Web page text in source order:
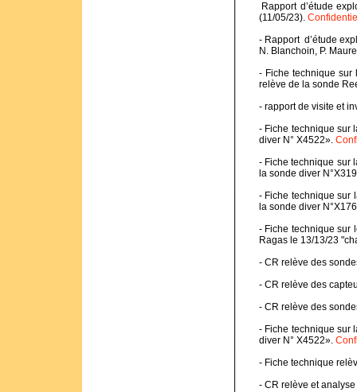
Rapport d’étude
(11/05/23).
- Rapport d’étude
N. Blanchoin, P.
- Fiche technique sur
relève de la sonde
- rapport de visite et
- Fiche technique sur
diver N° X4522».
- Fiche technique sur
la sonde diver
- Fiche technique sur
la sonde diver
- Fiche technique sur
Ragas le 13/13/23
- CR relève des
- CR relève des
- CR relève des
- Fiche technique sur
diver N° X4522».
- Fiche technique
- CR relève et